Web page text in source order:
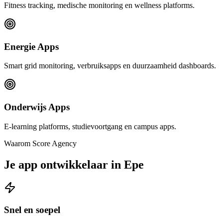
Fitness tracking, medische monitoring en wellness platforms.
Energie Apps
Smart grid monitoring, verbruiksapps en duurzaamheid dashboards.
Onderwijs Apps
E-learning platforms, studievoortgang en campus apps.
Waarom Score Agency
Je app ontwikkelaar in Epe
Snel en soepel